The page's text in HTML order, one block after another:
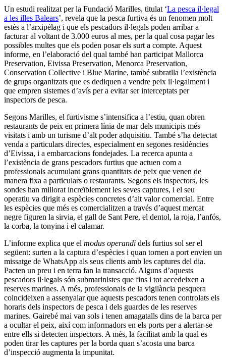
Un estudi realitzat per la Fundació Marilles, titulat ‘La pesca il·legal
a les illes Balears’, revela que la pesca furtiva és un fenomen molt
estès a l’arxipèlag i que els pescadors il·legals poden arribar a
facturar al voltant de 3.000 euros al mes, per la qual cosa pagar les
possibles multes que els poden posar els surt a compte. Aquest
informe, en l’elaboració del qual també han participat Mallorca
Preservation, Eivissa Preservation, Menorca Preservation,
Conservation Collective i Blue Marine, també subratlla l’existència
de grups organitzats que es dediquen a vendre peix il·legalment i
que empren sistemes d’avís per a evitar ser interceptats per
inspectors de pesca.
Segons Marilles, el furtivisme s’intensifica a l’estiu, quan obren
restaurants de peix en primera línia de mar dels municipis més
visitats i amb un turisme d’alt poder adquisitiu. També s’ha detectat
venda a particulars directes, especialment en segones residències
d’Eivissa, i a embarcacions fondejades. La recerca apunta a
l’existència de grans pescadors furtius que actuen com a
professionals acumulant grans quantitats de peix que venen de
manera fixa a particulars o restaurants. Segons els inspectors, les
sondes han millorat increïblement les seves captures, i el seu
operatiu va dirigit a espècies concretes d’alt valor comercial. Entre
les espècies que més es comercialitzen a través d’aquest mercat
negre figuren la sirvia, el gall de Sant Pere, el dentol, la roja, l’anfós,
la corba, la tonyina i el calamar.
L’informe explica que el modus operandi dels furtius sol ser el
següent: surten a la captura d’espècies i quan tornen a port envien un
missatge de WhatsApp als seus clients amb les captures del dia.
Pacten un preu i en terra fan la transacció. Alguns d’aquests
pescadors il·legals són submarinistes que fins i tot accedeixen a
reserves marines. A més, professionals de la vigilància pesquera
coincideixen a assenyalar que aquests pescadors tenen controlats els
horaris dels inspectors de pesca i dels guardes de les reserves
marines. Gairebé mai van sols i tenen amagatalls dins de la barca per
a ocultar el peix, així com informadors en els ports per a alertar-se
entre ells si detecten inspectors. A més, la facilitat amb la qual es
poden tirar les captures per la borda quan s’acosta una barca
d’inspecció augmenta la impunitat.